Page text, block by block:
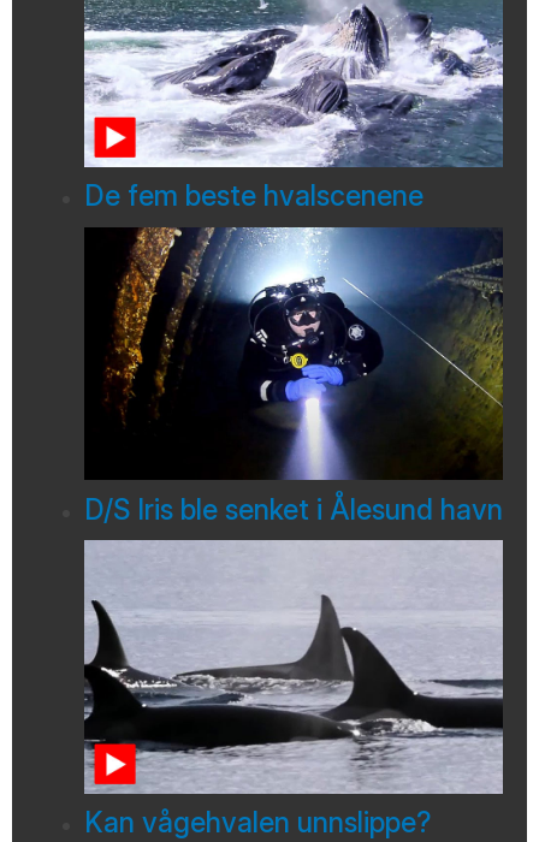
De fem beste hvalscenene
D/S Iris ble senket i Ålesund havn
Kan vågehvalen unnslippe?